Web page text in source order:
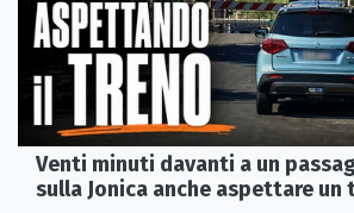
Venti minuti davanti a un
sulla Jonica anche aspettare un